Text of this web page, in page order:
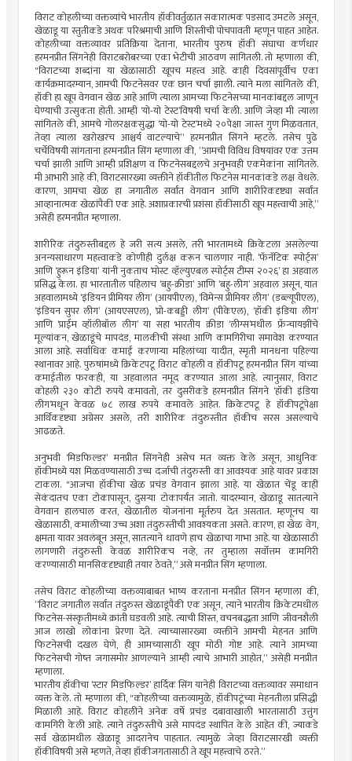
विराट कोहलीच्या वक्तव्यांचे भारतीय हॉकीवर्तुळात सकारात्मक पडसाद उमटले असून,
खेळाडू या स्तुतीकडे अथक परिश्रमाची आणि शिस्तीची पोचपावती म्हणून पाहत आहेत.
कोहलीच्या वक्तव्यावर प्रतिक्रिया देताना, भारतीय पुरुष हॉकी संघाचा कर्णधार
हरमनप्रीत सिंगनेही विराटबरोबरच्या एका भेटीची आठवण सांगितली. तो म्हणाला की,
"विराटच्या शब्दांना या खेळासाठी खूपच महत्त्व आहे. काही दिवसांपूर्वीच एका
कार्यक्रमादरम्यान, आमची फिटनेसवर एक छान चर्चा झाली. त्याने मला सांगितले की,
हॉकी हा खूप वेगवान खेळ आहे आणि त्याला आमच्या फिटनेसच्या मानकांबद्दल जाणून
घेण्याची उत्सुकता होती. आम्ही ‘यो-यो टेस्ट’विषयी चर्चा केली. आणि जेव्हा मी त्याला
सांगितले की, आमचे गोलरक्षकसुद्धा ‘यो-यो टेस्ट’मध्ये २०पेक्षा जास्त गुण मिळवतात,
तेव्हा त्याला खरोखरच आश्चर्य वाटल्याचे” हरमनप्रीत सिंगने म्हटले. तसेच पुढे
चर्चेविषयी सांगताना हरमनप्रीत सिंग म्हणाला की, ”आमची विविध विषयांवर एक उत्तम
चर्चा झाली आणि आम्ही प्रशिक्षण व फिटनेसबद्दलचे अनुभवही एकमेकांना सांगितले.
मी आभारी आहे की, विराटसारख्या व्यक्तीने हॉकीतील फिटनेस मानकांकडे लक्ष वेधले.
कारण, आमचा खेळ हा जगातील सर्वांत वेगवान आणि शारीरिकदृष्ट्या सर्वांत
आव्हानात्मक खेळांपैकी एक आहे. अशाप्रकारची प्रशंसा हॉकीसाठी खूप महत्त्वाची आहे,”
असेही हरमनप्रीत म्हणाला.
शारीरिक तंदुरुस्तीबद्दल हे जरी सत्य असले, तरी भारतामध्ये क्रिकेटला असलेल्या
अनन्यसाधारण महत्त्वाकडे कोणीही दुर्लक्ष करून चालणार नाही. ‘फॅनॅटिक स्पोर्ट्स’
आणि ‘हुरून इंडिया’ यांनी नुकताच ‘मोस्ट व्हॅल्युएबल स्पोर्ट्स टीम्स २०२६’ हा अहवाल
प्रसिद्ध केला. हा भारतातील पहिलाच ‘बहु-क्रीडा’ आणि ‘बहु-लीग’ अहवाल असून, यात
अहवालामध्ये ‘इंडियन प्रीमियर लीग’ (आयपीएल), ‘विमेन्स प्रीमियर लीग’ (डब्ल्यूपीएल),
‘इंडियन सुपर लीग’ (आयएसएल), ‘प्रो-कबड्डी लीग’ (पीकेएल), ‘हॉकी इंडिया लीग’
आणि ‘प्राईम व्हॉलीबॉल लीग’ या सहा भारतीय क्रीडा ‘लीग्स’मधील फ्रॅन्चायझींचे
मूल्यांकन, खेळाडूंचे मापदंड, मालकीची संस्था आणि कामगिरीचा समावेश करण्यात
आला आहे. सर्वाधिक कमाई करणार्‍या महिलांच्या यादीत, स्मृती मानधना पहिल्या
स्थानावर आहे. पुरुषांमध्ये क्रिकेटपटू विराट कोहली व हॉकीपटू हरमनप्रीत सिंग यांच्या
कमाईतील फरकही, या अहवालात नमूद करण्यात आला आहे. त्यानुसार, विराट
कोहली २३० कोटी रुपये कमावतो, तर दुसरीकडे हरमनप्रीत सिंगने ‘हॉकी इंडिया
लीग’मधून केवळ ७८ लाख रुपये कमावले आहेत. क्रिकेटपटू हे हॉकीपटूंपेक्षा
आर्थिकदृष्ट्या अग्रेसर असले, तरी शारीरिक तंदुरुस्तीत हॉकीच सरस असल्याचे
आढळते.
अनुभवी ‘मिडफिल्डर’ मनप्रीत सिंगनेही असेच मत व्यक्त केले असून, आधुनिक
हॉकीमध्ये यश मिळवण्यासाठी उच्च दर्जाची तंदुरुस्ती का आवश्यक आहे यावर प्रकाश
टाकला. "आजचा हॉकीचा खेळ प्रचंड वेगवान झाला आहे. या खेळात चेंडू काही
सेकंदातच एका टोकापासून, दुसर्‍या टोकापर्यंत जातो. यादरम्यान, खेळाडू सातत्याने
वेगवान हालचाल करत, खेळातील योजनांना मूर्तरुप देत असतात. म्हणूनच या
खेळासाठी, कमालीच्या उच्च अशा तंदुरुस्तीची आवश्यकता असते. कारण, हा खेळ वेग,
क्षमता यावर अवलंबून असून, सातत्याने धावणे हाच खेळाचा गाभा आहे. या खेळासाठी
लागणारी तंदुरुस्ती केवळ शारीरिकच नव्हे, तर तुम्हाला सर्वोत्तम कामगिरी
करण्यासाठी मानसिकदृष्ट्याही तयार ठेवते,” असे मनप्रीत सिंग म्हणाला.
तसेच विराट कोहलीच्या वक्तव्याबाबत भाष्य करताना मनप्रीत सिंगन म्हणाला की,
”विराट जगातील सर्वांत तंदुरुस्त खेळाडूंपैकी एक असून, त्याने भारतीय क्रिकेटमधील
फिटनेस-संस्कृतीमध्ये क्रांती घडवली आहे. त्याची शिस्त, वचनबद्धता आणि जीवनशैली
आज लाखो लोकांना प्रेरणा देते. त्याच्यासारख्या व्यक्तीने आमची मेहनत आणि
फिटनेसची दखल घेणे, ही आमच्यासाठी खूप मोठी गोष्ट आहे. त्याने आमच्या
फिटनेसची गोष्त जगासमोर आणल्याने आम्ही त्याचे आभारी आहोत,” असेही मनप्रीत
म्हणाला.
भारतीय हॉकीचा ‘स्टार मिडफिल्डर’ हार्दिक सिंग यानेही विराटच्या वक्तव्यावर समाधान
व्यक्त केले. तो म्हणाला की, "कोहलीच्या वक्तव्यामुळे, हॉकीपटूंच्या मेहनतीला प्रसिद्धी
मिळाली आहे. विराट कोहलीने अनेक वर्षे प्रचंड दबावाखाली भारतासाठी उत्तुंग
कामगिरी केली आहे. त्याने तंदुरुस्तीचे असे मापदंड स्थापित केले आहेत की, ज्याकडे
सर्व खेळांमधील खेळाडू आदरानेच पाहतात. त्यामुळे जेव्हा विराटसारखी व्यक्ती
हॉकीविषयी असे म्हणते, तेव्हा हॉकीजगतासाठी ते खूप महत्त्वाचे ठरते.”